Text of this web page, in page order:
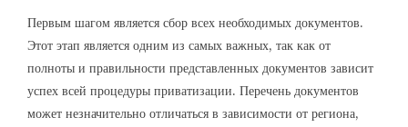
Первым шагом является сбор всех необходимых документов.
Этот этап является одним из самых важных, так как от
полноты и правильности представленных документов зависит
успех всей процедуры приватизации. Перечень документов
может незначительно отличаться в зависимости от региона,